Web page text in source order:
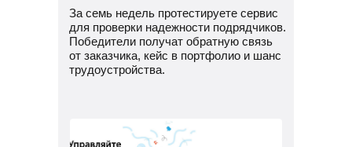
За семь недель протестируете сервис
для проверки надежности подрядчиков.
Победители получат обратную связь
от заказчика, кейс в портфолио и шанс
трудоустройства.